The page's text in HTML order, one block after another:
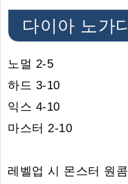
다이아 노가
노멀 2-5
하드 3-10
익스 4-10
마스터 2-10
레벨업 시 몬스터 원